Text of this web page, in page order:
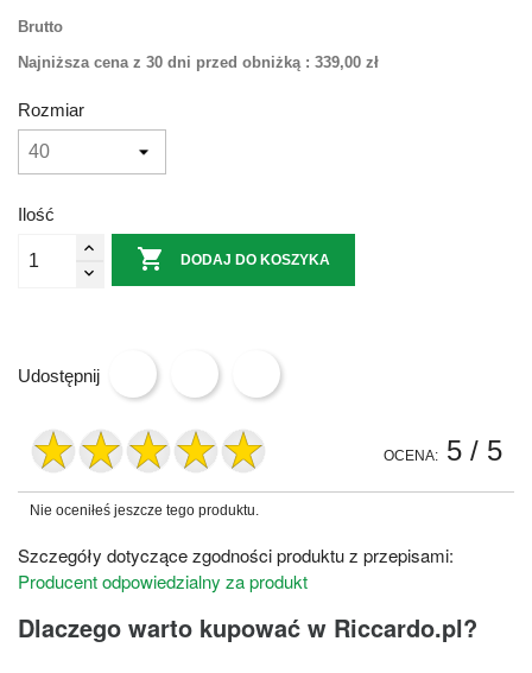
Brutto
Najniższa cena z 30 dni przed obniżką : 339,00 zł
Rozmiar
Ilość
 DODAJ DO KOSZYKA
Udostępnij
OCENA: 5 / 5
Nie oceniłeś jeszcze tego produktu.
Szczegóły dotyczące zgodności produktu z przepisami:
Producent odpowiedzialny za produkt
Dlaczego warto kupować w Riccardo.pl?